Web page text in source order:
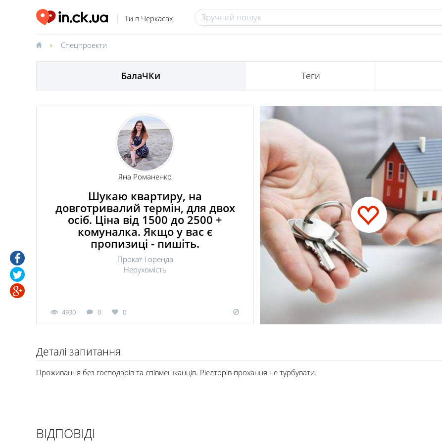
Ти в Черкасах
Спецпроекти
БалаЧКи Теги
Яна Романенко
Шукаю квартиру, на
довготривалий термін, для двох
осіб. Ціна від 1500 до 2500 +
комуналка. Якщо у вас є
пропизиці - пишіть.
Прокат і оренда
Нерухомість
4930 0 0
Деталі запитання
Проживання без господарів та співмешканців. Ріелторів прохання не турбувати.
ВІДПОВІДІ